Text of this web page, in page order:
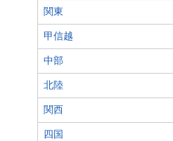
関東
甲信越
中部
北陸
関西
四国